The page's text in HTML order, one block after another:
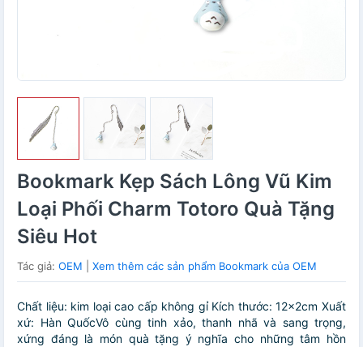
Bookmark Kẹp Sách Lông Vũ Kim
Loại Phối Charm Totoro Quà Tặng
Siêu Hot
Tác giả: OEM Xem thêm các sản phẩm Bookmark của OEM
Chất liệu: kim loại cao cấp không gỉ Kích thước: 12x2cm Xuất
xứ: Hàn QuốcVô cùng tinh xảo, thanh nhã và sang trọng,
xứng đáng là món quà tặng ý nghĩa cho những tâm hồn